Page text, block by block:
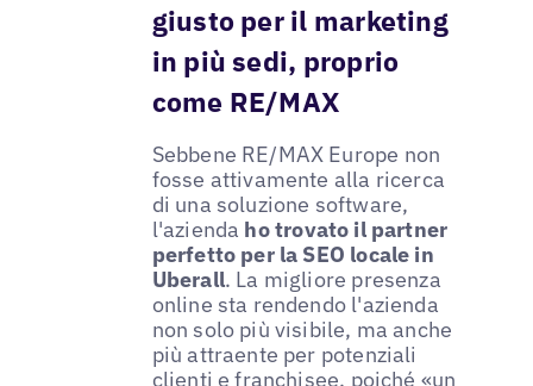
giusto per il marketing
in più sedi, proprio
come RE/MAX
Sebbene RE/MAX Europe non
fosse attivamente alla ricerca
di una soluzione software,
l'azienda ho trovato il partner
perfetto per la SEO locale in
Uberall. La migliore presenza
online sta rendendo l'azienda
non solo più visibile, ma anche
più attraente per potenziali
clienti e franchisee, poiché «un